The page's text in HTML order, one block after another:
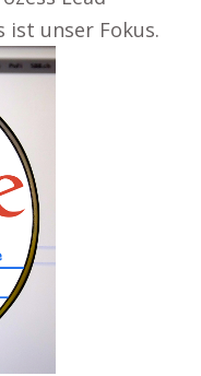
ist unser Fokus.